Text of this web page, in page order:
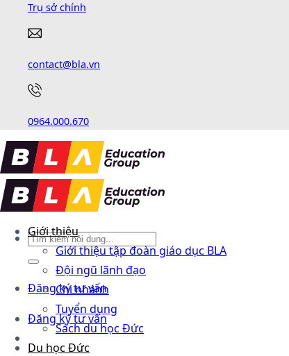
Trụ sở chính
contact@bla.vn
0964.000.670
Đăng ký tư vấn
Đăng ký tư vấn
Giới thiệu
Giới thiệu tập đoàn giáo dục BLA
Đội ngũ lãnh đạo
Chi nhánh
Tuyển dụng
Sách du học Đức
Du học Đức